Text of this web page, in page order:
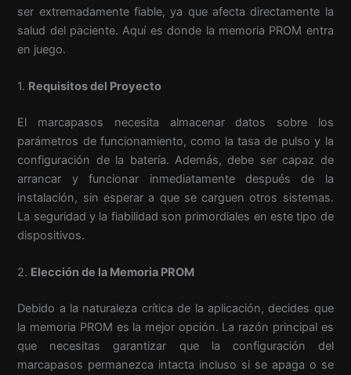
ser extremadamente fiable, ya que afecta directamente la
salud del paciente. Aquí es donde la memoria PROM entra
en juego.
1. Requisitos del Proyecto
El marcapasos necesita almacenar datos sobre los
parámetros de funcionamiento, como la tasa de pulso y la
configuración de la batería. Además, debe ser capaz de
arrancar y funcionar inmediatamente después de la
instalación, sin esperar a que se carguen otros sistemas.
La seguridad y la fiabilidad son primordiales en este tipo de
dispositivos.
2. Elección de la Memoria PROM
Debido a la naturaleza crítica de la aplicación, decides que
la memoria PROM es la mejor opción. La razón principal es
que necesitas garantizar que la configuración del
marcapasos permanezca intacta incluso si se apaga o se